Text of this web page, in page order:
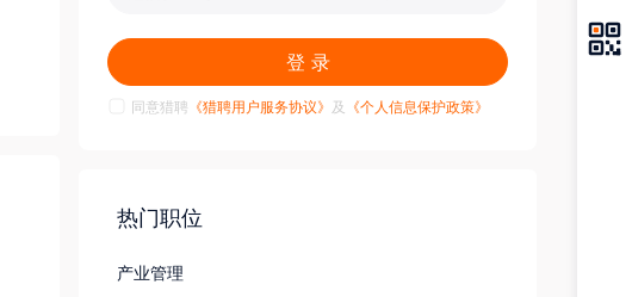
登 录
同意猎聘 《猎聘用户服务协议》 及 《个人信息保护政策》
热门职位
产业管理